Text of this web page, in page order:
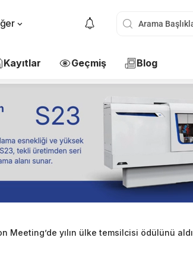
Kayıtlar Geçmiş Blog
Meeting’de yılın ülke temsilcisi ödülünü aldı